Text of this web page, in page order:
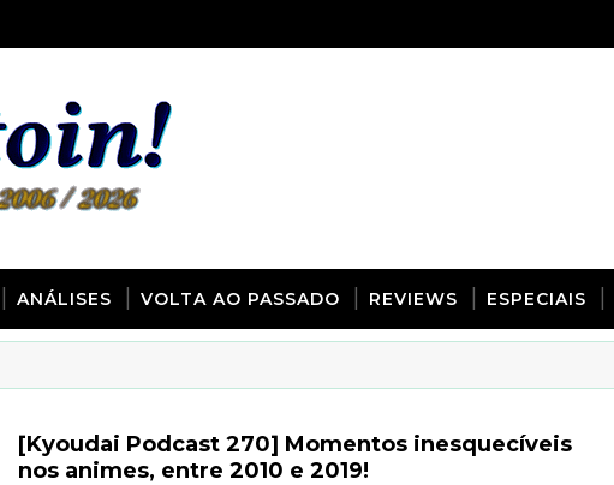
ANÁLISES VOLTA AO PASSADO REVIEWS ESPECIAIS
[Kyoudai Podcast 270] Momentos inesquecíveis
nos animes, entre 2010 e 2019!